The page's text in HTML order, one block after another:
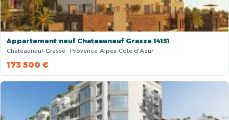
Appartement neuf Chateauneuf Grasse 14151
Châteauneuf-Grasse · Provence-Alpes-Côte d'Azur
173 500 €